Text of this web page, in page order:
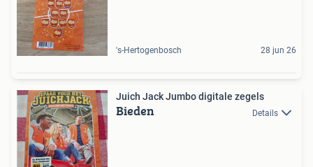
's-Hertogenbosch 28 jun 26
Juich Jack Jumbo digitale zegels
Bieden Details